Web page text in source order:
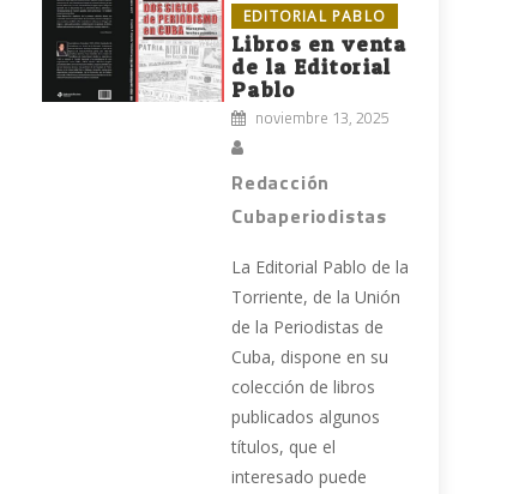
EDITORIAL PABLO
Libros en venta
de la Editorial
Pablo
noviembre 13, 2025
Redacción
Cubaperiodistas
La Editorial Pablo de la
Torriente, de la Unión
de la Periodistas de
Cuba, dispone en su
colección de libros
publicados algunos
títulos, que el
interesado puede